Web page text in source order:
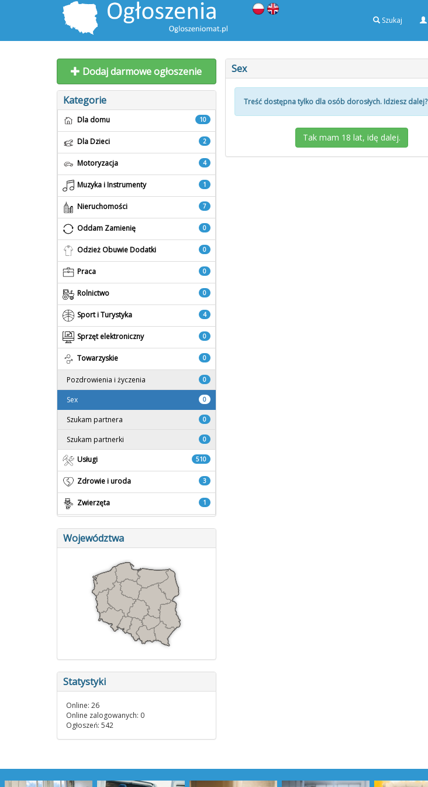
Szukaj
Dodaj darmowe ogłoszenie
Kategorie
10
Dla domu
2
Dla Dzieci
4
Motoryzacja
1
Muzyka i Instrumenty
7
Nieruchomości
0
Oddam Zamienię
0
Odzież Obuwie Dodatki
0
Praca
0
Rolnictwo
4
Sport i Turystyka
0
Sprzęt elektroniczny
0
Towarzyskie
0
Pozdrowienia i życzenia
0
Sex
0
Szukam partnera
0
Szukam partnerki
510
Usługi
3
Zdrowie i uroda
1
Zwierzęta
Województwa
Statystyki
Online: 26
Online zalogowanych: 0
Ogłoszeń: 542
Sex
Treść dostępna tylko dla osób dorosłych. Idziesz dalej?